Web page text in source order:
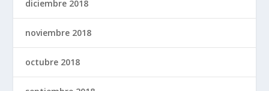
diciembre 2018
noviembre 2018
octubre 2018